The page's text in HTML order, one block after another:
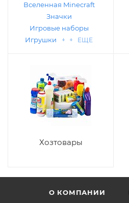
Вселенная Minecraft
Значки
Игровые наборы
Игрушки
+ + ЕЩЕ
Хозтовары
О КОМПАНИИ